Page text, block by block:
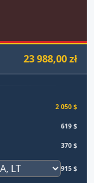
23 988,00 zł
2 050 $
619 $
370 $
915 $